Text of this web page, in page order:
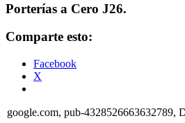
Porterías a Cero J26.
Comparte esto:
Facebook
X
google.com, pub-4328526663632789,